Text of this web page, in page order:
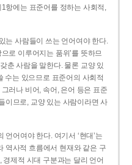
항에는 표준어를 정하는 사회적,
는 사람들이 쓰는 언어여야 한다.
로 이루어지는 품위’를 뜻하므
춘 사람을 말한다. 물론 교양 있
수는 있으므로 표준어의 사회적
러나 비어, 속어, 은어 등은 표준
이므로, 교양 있는 사람이라면 사
어여야 한다. 여기서 ‘현대’는
역사적 흐름에서 현재와 같은 구
제적 시대 구분과는 달리 언어